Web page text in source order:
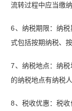
流转过程中应当缴
6、纳税期限‌：纳
式包括按期纳税、
7、纳税地点‌：纳
的纳税地点有纳税
8、税收优惠‌：税